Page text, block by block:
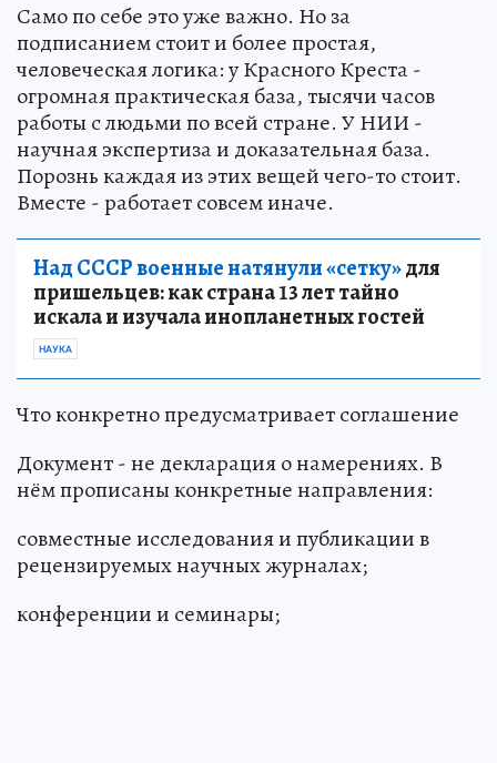
Само по себе это уже важно. Но за
подписанием стоит и более простая,
человеческая логика: у Красного Креста -
огромная практическая база, тысячи часов
работы с людьми по всей стране. У НИИ -
научная экспертиза и доказательная база.
Порознь каждая из этих вещей чего-то стоит.
Вместе - работает совсем иначе.
Над СССР военные натянули «сетку»для
пришельцев: как страна 13 лет тайно
искала и изучала инопланетных гостей
НАУКА
Что конкретно предусматривает соглашение
Документ - не декларация о намерениях. В
нём прописаны конкретные направления:
совместные исследования и публикации в
рецензируемых научных журналах;
конференции и семинары;